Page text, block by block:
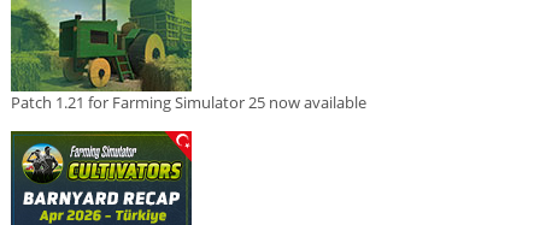
Patch 1.21 for Farming Simulator 25 now available